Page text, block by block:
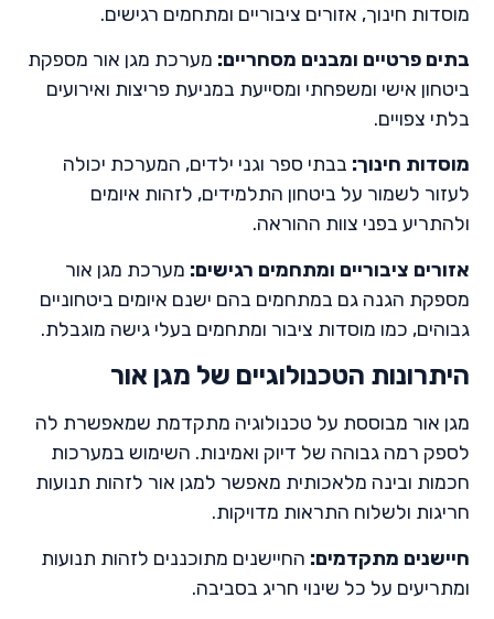
מוסדות חינוך, אזורים ציבוריים ומתחמים רגישים.
בתים פרטיים ומבנים מסחריים: מערכת מגן אור מספקת
ביטחון אישי ומשפחתי ומסייעת במניעת פריצות ואירועים
בלתי צפויים.
מוסדות חינוך: בבתי ספר וגני ילדים, המערכת יכולה
לעזור לשמור על ביטחון התלמידים, לזהות איומים
ולהתריע בפני צוות ההוראה.
אזורים ציבוריים ומתחמים רגישים: מערכת מגן אור
מספקת הגנה גם במתחמים בהם ישנם איומים ביטחוניים
גבוהים, כמו מוסדות ציבור ומתחמים בעלי גישה מוגבלת.
היתרונות הטכנולוגיים של מגן אור
מגן אור מבוססת על טכנולוגיה מתקדמת שמאפשרת לה
לספק רמה גבוהה של דיוק ואמינות. השימוש במערכות
חכמות ובינה מלאכותית מאפשר למגן אור לזהות תנועות
חריגות ולשלוח התראות מדויקות.
חיישנים מתקדמים: החיישנים מתוכננים לזהות תנועות
ומתריעים על כל שינוי חריג בסביבה.